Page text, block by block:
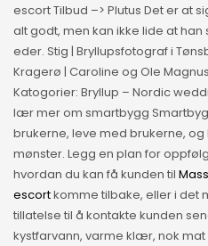
escort Tilbud –> Plutus Det er at
alt godt, men kan ikke lide at
eder. Stig | Bryllupsfotograf i
Kragerø | Caroline og Ole
Katogorier: Bryllup – Nordic
lær mer om smartbygg
brukerne, leve med brukerne,
mønster. Legg en plan for
hvordan du kan få kunden til
escortkomme tilbake, eller i det
tillatelse til å kontakte kunden
kystfarvann, varme klær, nok